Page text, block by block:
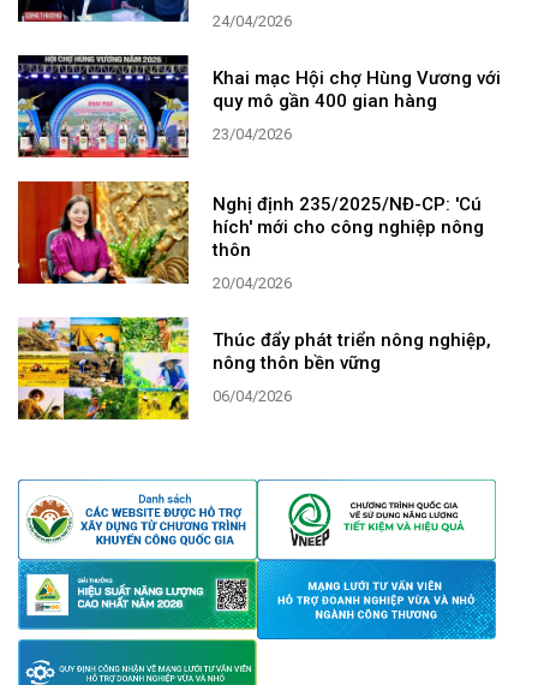
24/04/2026
Khai mạc Hội chợ Hùng Vương với
quy mô gần 400 gian hàng
23/04/2026
Nghị định 235/2025/NĐ-CP: 'Cú
hích' mới cho công nghiệp nông
thôn
20/04/2026
Thúc đẩy phát triển nông nghiệp,
nông thôn bền vững
06/04/2026